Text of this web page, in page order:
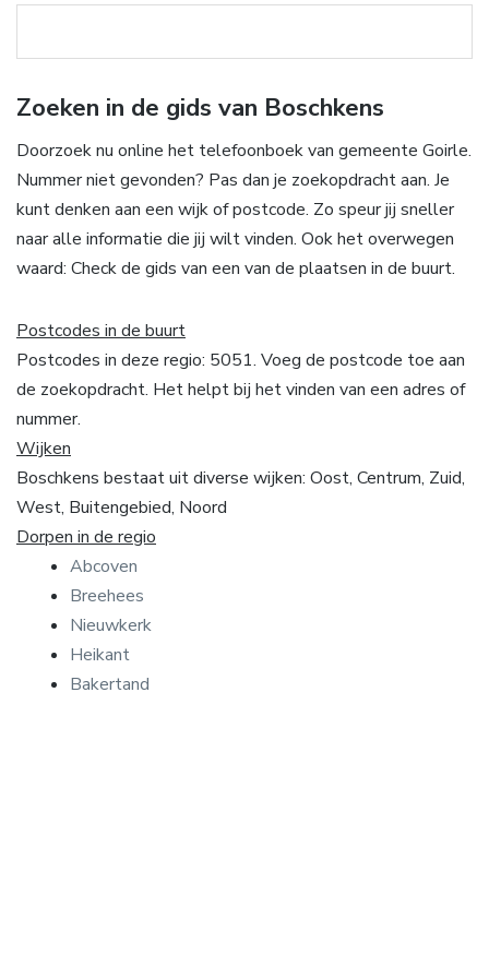
Zoeken in de gids van Boschkens
Doorzoek nu online het telefoonboek van gemeente Goirle.
Nummer niet gevonden? Pas dan je zoekopdracht aan. Je
kunt denken aan een wijk of postcode. Zo speur jij sneller
naar alle informatie die jij wilt vinden. Ook het overwegen
waard: Check de gids van een van de plaatsen in de buurt.
Postcodes in de buurt
Postcodes in deze regio: 5051. Voeg de postcode toe aan
de zoekopdracht. Het helpt bij het vinden van een adres of
nummer.
Wijken
Boschkens bestaat uit diverse wijken: Oost, Centrum, Zuid,
West, Buitengebied, Noord
Dorpen in de regio
Abcoven
Breehees
Nieuwkerk
Heikant
Bakertand